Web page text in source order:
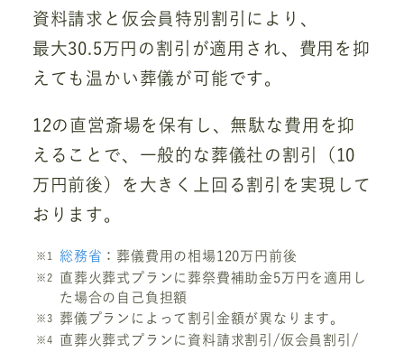
資料請求と仮会員特別割引により、
最大30.5万円の割引が適用され、費用を抑
えても温かい葬儀が可能です。
12の直営斎場を保有し、無駄な費用を抑
えることで、一般的な葬儀社の割引（10
万円前後）を大きく上回る割引を実現して
おります。
総務省 ：葬儀費用の相場120万円前後
直葬火葬式プランに葬祭費補助金5万円を適用し
た場合の自己負担額
葬儀プランによって割引金額が異なります。
直葬火葬式プランに資料請求割引/仮会員割引/